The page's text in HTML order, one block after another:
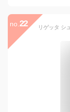
no. 22